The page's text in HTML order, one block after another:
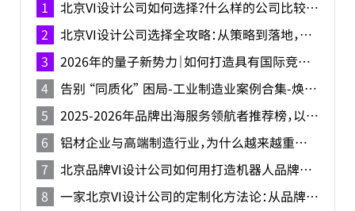
北京VI设计公司如何选择？什么样的公司比较好？
北京VI设计公司选择全攻略：从策略到落地，构建差异化品牌视觉体系
2026年的量子新势力｜如何打造具有国际竞争力的中国量子品牌？
告别 “同质化” 困局-工业制造业案例合集-焕识助力精密制造企业打造品牌形象
2025-2026年品牌出海服务领航者推荐榜，以全球视野驱动品牌新生的国际之路
铝材企业与高端制造行业，为什么越来越重视 VI 设计？
北京品牌VI设计公司如何用打造机器人品牌识别系统？
一家北京VI设计公司的定制化方法论：从品牌DNA到视觉系统落地